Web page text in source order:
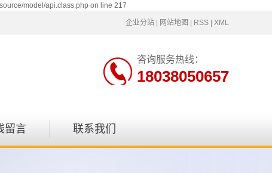
model/api.class.php on line 217
企业分站 网站地图 RSS XML
咨询服务热线：
18038050657
留言 联系我们